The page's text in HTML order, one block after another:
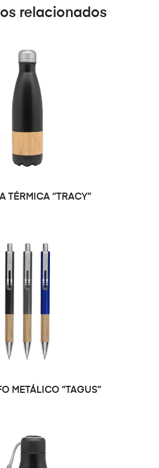
relacionados
TÉRMICA “TRACY”
OPCIONES
METÁLICO “TAGUS”